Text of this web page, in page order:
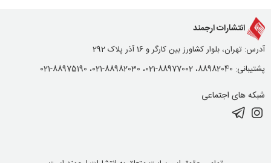
انتشارات ارجمند
آدرس: تهران، بلوار کشاورز بین کارگر و 16 آذر پلاک 292
پشتیبانی: 88982040، 88977002-021، 88982030-021، 88975190-021
شبکه های اجتماعی